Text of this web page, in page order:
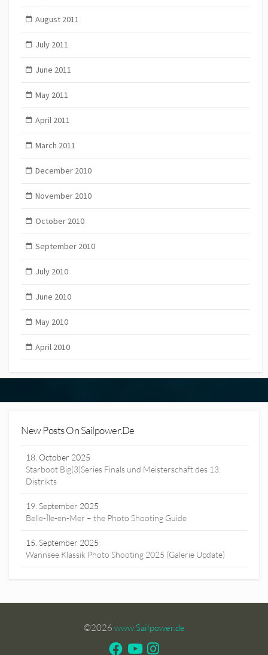
August 2011
July 2011
June 2011
May 2011
April 2011
March 2011
December 2010
November 2010
October 2010
September 2010
July 2010
June 2010
May 2010
April 2010
New Posts On Sailpower.de
18. October 2025
Starboot Big(3)Series Finals und Meisterschaft des 13.
Distrikts
19. September 2025
Belle-Île-en-Mer – the Photo Shooting Guide
15. September 2025
Wannsee Klassik Photo Shooting 2025 (Galerie Update)
©2026 www.Sailpower.de
Facebook
YoutubeInstagram